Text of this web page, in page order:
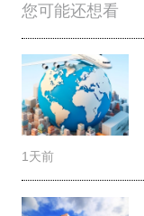
您可能还想看
1天前